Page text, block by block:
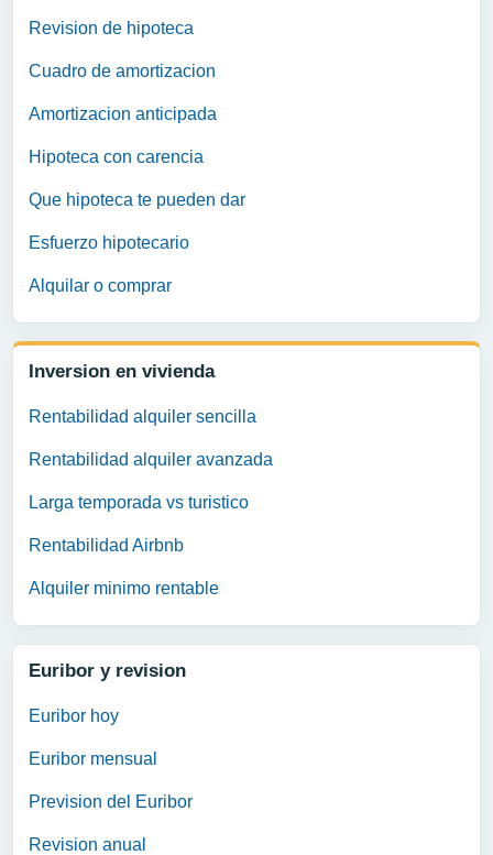
Revision de hipoteca
Cuadro de amortizacion
Amortizacion anticipada
Hipoteca con carencia
Que hipoteca te pueden dar
Esfuerzo hipotecario
Alquilar o comprar
Inversion en vivienda
Rentabilidad alquiler sencilla
Rentabilidad alquiler avanzada
Larga temporada vs turistico
Rentabilidad Airbnb
Alquiler minimo rentable
Euribor y revision
Euribor hoy
Euribor mensual
Prevision del Euribor
Revision anual